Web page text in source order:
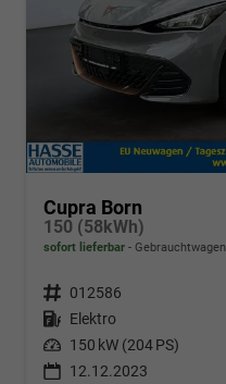
Cupra Born
150 (58kWh)
sofort lieferbar Gebrauchtwagen
Fahrzeugnr. 012586
Kraftstoff Elektro
Leistung 150 kW (204 PS)
12.12.2023